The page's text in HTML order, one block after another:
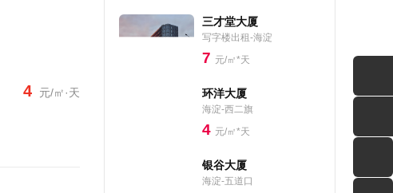
4 元/㎡·天
三才堂大厦
写字楼出租-海淀
7 元/㎡*天
环洋大厦
海淀-西二旗
4 元/㎡*天
银谷大厦
海淀-五道口